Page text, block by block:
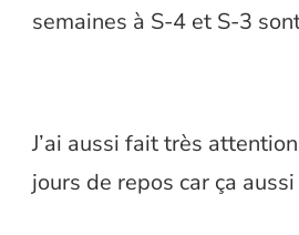
semaines à S-4 et S-3
J’ai aussi fait très
jours de repos car ça